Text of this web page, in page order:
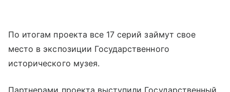
По итогам проекта все 17 серий займут свое
место в экспозиции Государственного
исторического музея.